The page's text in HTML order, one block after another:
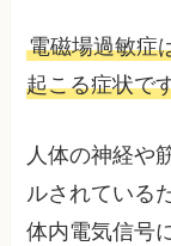
電磁場過敏症
起こる症状で
人体の神経や
ルされている
体内電気信号